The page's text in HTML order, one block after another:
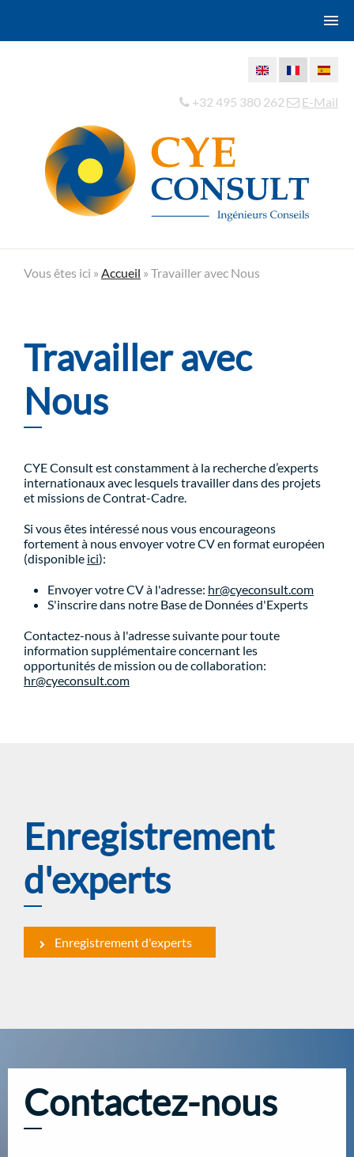
+32 495 380 262 E-Mail
Vous êtes ici » Accueil » Travailler avec Nous
Travailler avec
Nous
CYE Consult est constamment à la recherche d’experts
internationaux avec lesquels travailler dans des projets
et missions de Contrat-Cadre.
Si vous êtes intéressé nous vous encourageons
fortement à nous envoyer votre CV en format européen
(disponible ici):
Envoyer votre CV à l'adresse: hr@cyeconsult.com
S'inscrire dans notre Base de Données d'Experts
Contactez-nous à l'adresse suivante pour toute
information supplémentaire concernant les
opportunités de mission ou de collaboration:
hr@cyeconsult.com
Enregistrement
d'experts
Enregistrement d'experts
Contactez-nous